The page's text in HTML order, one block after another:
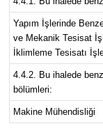
Yapım İşlerinde
ve Mekanik Tesisat
İklimleme Tesisatı
4.4.2. Bu ihalede
bölümleri:
Makine Mühendisliği